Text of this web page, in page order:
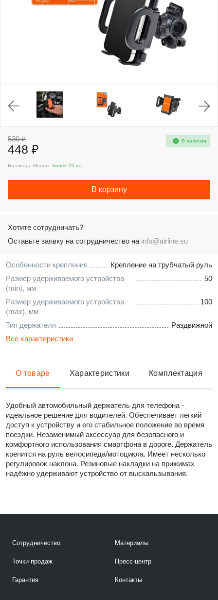
Особенности крепления
Крепление на трубчатый руль
Размер удерживаемого устройства
(min), мм
50
Размер удерживаемого устройства
(max), мм
100
Тип держателя
Раздвижной
Все характеристики
530 ₽
448 ₽
В наличии
На складе Москва :более 20 шт.
В корзину
Хотите сотрудничать?
Оставьте заявку на сотрудничество на info@airline.su
О товаре Характеристики Комплектация
Удобный автомобильный держатель для телефона -
идеальное решение для водителей. Обеспечивает легкий
доступ к устройству и его стабильное положение во время
поездки. Незаменимый аксессуар для безопасного и
комфортного использования смартфона в дороге. Держатель
крепится на руль велосипеда/мотоцикла. Имеет несколько
регулировок наклона. Резиновые накладки на прижимах
надёжно удерживают устройство от выскальзывания.
Сотрудничество
Точки продаж
Гарантия
Материалы
Пресс-центр
Контакты